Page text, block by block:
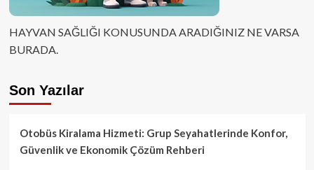
HAYVAN SAĞLIĞI KONUSUNDA ARADIĞINIZ NE VARSA
BURADA.
Son Yazılar
Otobüs Kiralama Hizmeti: Grup Seyahatlerinde Konfor,
Güvenlik ve Ekonomik Çözüm Rehberi